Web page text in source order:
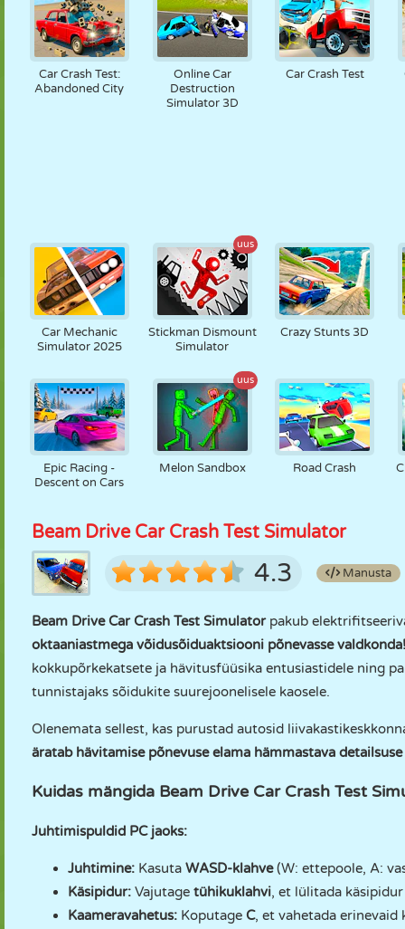
Car Crash Test:
Abandoned City
Online Car
Destruction
Simulator 3D
Car Crash Test
Car Mechanic
Simulator 2025
uus
Stickman Dismount
Simulator
Crazy Stunts 3D
Epic Racing -
Descent on Cars
uus
Melon Sandbox Road Crash
Beam Drive Car Crash Test Simulator
4.3 Manusta
Beam Drive Car Crash Test Simulatorpakub
oktaaniastmega võidusõiduaktsiooni põnevasse valdkonda!
kokkupõrkekatsete ja hävitusfüüsika entusiastidele ning
tunnistajaks sõidukite suurejoonelisele kaosele.
Olenemata sellest, kas purustad autosid
äratab hävitamise põnevuse elama hämmastava
Kuidas mängida Beam Drive Car Crash Test
Juhtimispuldid PC jaoks:
Juhtimine: Kasuta WASD-klahve(W: ettepoole, A:
Käsipidur: Vajutage tühikuklahvi, et lülitada
Kaameravahetus: Koputage C, et vahetada erinevaid